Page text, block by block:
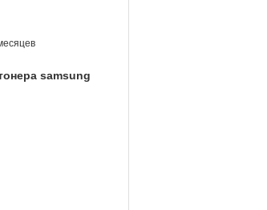
samsung